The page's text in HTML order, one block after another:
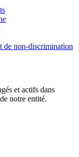
de non-discrimination
et actifs dans
notre entité.